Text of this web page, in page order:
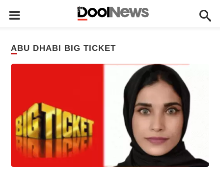
ABU DHABI BIG TICKET